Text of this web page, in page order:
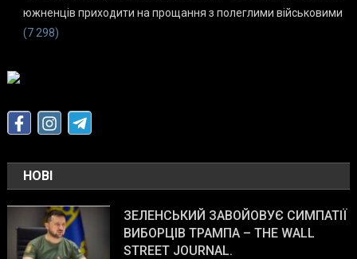
южненців приходити на прощання з полеглими військовими
(7 298)
НОВІ
ЗЕЛЕНСЬКИЙ ЗАВОЙОВУЄ СИМПАТІЇ
ВИБОРЦІВ ТРАМПА – THE WALL
STREET JOURNAL.